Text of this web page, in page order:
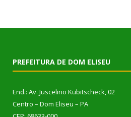
PREFEITURA DE DOM ELISEU
End.: Av. Juscelino Kubitscheck, 02
Centro – Dom Eliseu – PA